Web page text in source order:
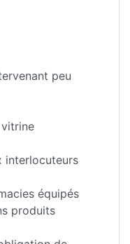
peu
interlocuteurs
équipés
produits